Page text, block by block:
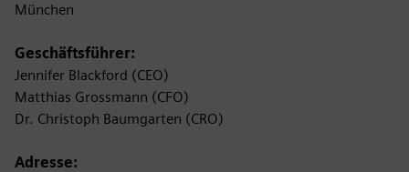
München
Geschäftsführer:
Jennifer Blackford (CEO)
Matthias Grossmann (CFO)
Dr. Christoph Baumgarten (CRO)
Adresse: